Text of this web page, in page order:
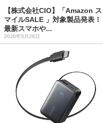
【株式会社CIO】「Amazon ス
マイルSALE 」対象製品発表！
最新スマホや...
2026年5月26日